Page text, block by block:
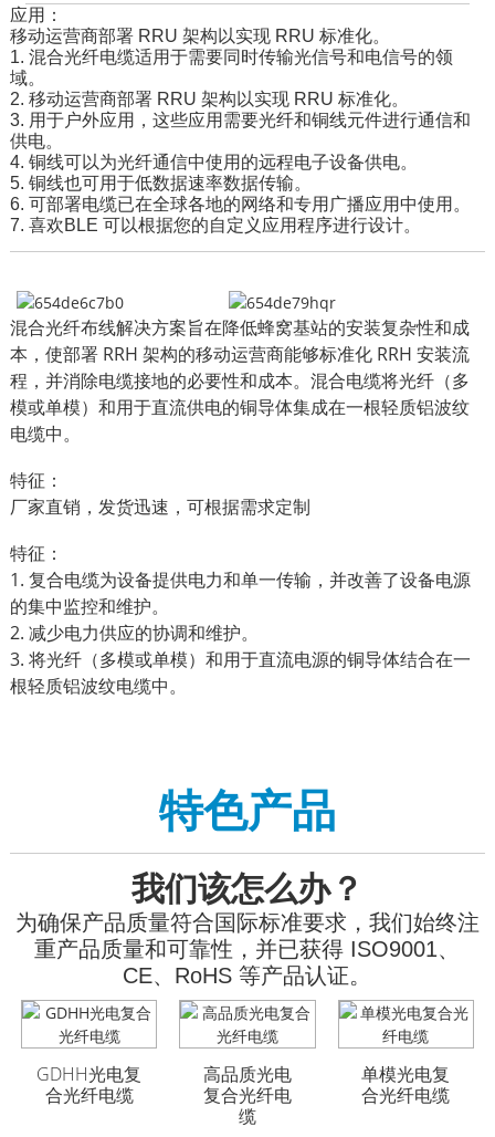
应用：
移动运营商部署 RRU 架构以实现 RRU 标准化。
1. 混合光纤电缆适用于需要同时传输光信号和电信号的领
域。
2. 移动运营商部署 RRU 架构以实现 RRU 标准化。
3. 用于户外应用，这些应用需要光纤和铜线元件进行通信和
供电。
4. 铜线可以为光纤通信中使用的远程电子设备供电。
5. 铜线也可用于低数据速率数据传输。
6. 可部署电缆已在全球各地的网络和专用广播应用中使用。
7. 喜欢BLE 可以根据您的自定义应用程序进行设计。
混合光纤布线解决方案旨在降低蜂窝基站的安装复杂性和成
本，使部署 RRH 架构的移动运营商能够标准化 RRH 安装流
程，并消除电缆接地的必要性和成本。混合电缆将光纤（多
模或单模）和用于直流供电的铜导体集成在一根轻质铝波纹
电缆中。
特征：
厂家直销，发货迅速，可根据需求定制
特征：
1. 复合电缆为设备提供电力和单一传输，并改善了设备电源
的集中监控和维护。
2. 减少电力供应的协调和维护。
3. 将光纤（多模或单模）和用于直流电源的铜导体结合在一
根轻质铝波纹电缆中。
特色产品
我们该怎么办？
为确保产品质量符合国际标准要求，我们始终注
重产品质量和可靠性，并已获得 ISO9001、
CE、RoHS 等产品认证。
GDHH光电复
合光纤电缆
高品质光电
复合光纤电
缆
单模光电复
合光纤电缆
GYFTA53 铠装室外光
缆 96芯
GYFTA53 铠装室外光
缆 96芯